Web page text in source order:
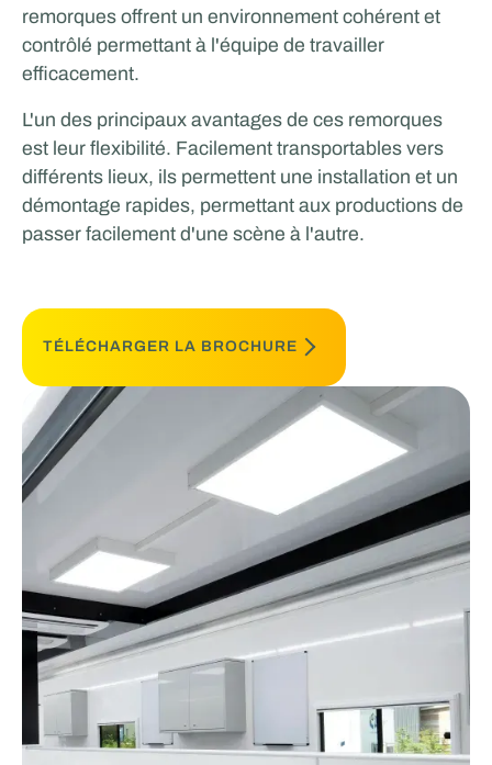
remorques offrent un environnement cohérent et
contrôlé permettant à l'équipe de travailler
efficacement.
L'un des principaux avantages de ces remorques
est leur flexibilité. Facilement transportables vers
différents lieux, ils permettent une installation et un
démontage rapides, permettant aux productions de
passer facilement d'une scène à l'autre.
TÉLÉCHARGER LA BROCHURE